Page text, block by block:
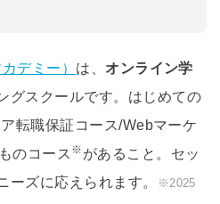
デミー） は、 オンライン学
グスクールです。はじめての
転職保証コース/Webマーケ
のコース ※ があること。セッ
ーズに応えられます。
※2025